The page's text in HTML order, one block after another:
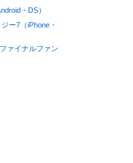
・DS）
ー7（iPhone・
ァイナルファン